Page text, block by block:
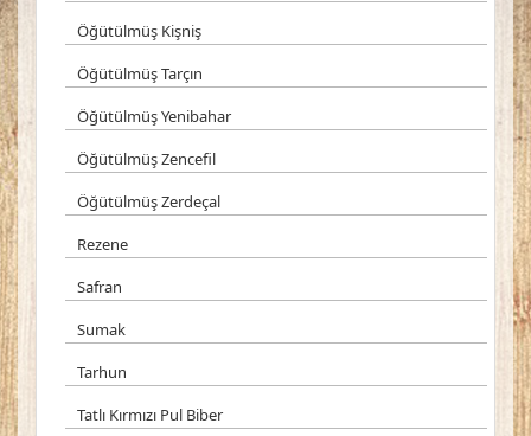
Öğütülmüş Kişniş
Öğütülmüş Tarçın
Öğütülmüş Yenibahar
Öğütülmüş Zencefil
Öğütülmüş Zerdeçal
Rezene
Safran
Sumak
Tarhun
Tatlı Kırmızı Pul Biber